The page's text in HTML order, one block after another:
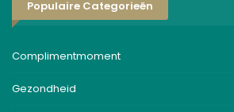
Populaire Categorieën
Complimentmoment
Gezondheid